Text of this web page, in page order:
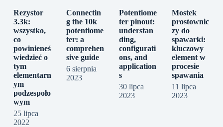
Rezystor
3.3k:
wszystko,
co
powinieneś
wiedzieć o
tym
elementarn
ym
podzespoło
wym
25 lipca
2022
Connectin
g the 10k
potentiome
ter: a
comprehen
sive guide
6 sierpnia
2023
Potentiome
ter pinout:
understan
ding,
configurati
ons, and
application
s
30 lipca
2023
Mostek
prostownic
zy do
spawarki:
kluczowy
element w
procesie
spawania
11 lipca
2023